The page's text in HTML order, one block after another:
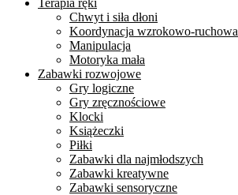
Terapia ręki
Chwyt i siła dłoni
Koordynacja wzrokowo-ruchowa
Manipulacja
Motoryka mała
Zabawki rozwojowe
Gry logiczne
Gry zręcznościowe
Klocki
Książeczki
Piłki
Zabawki dla najmłodszych
Zabawki kreatywne
Zabawki sensoryczne